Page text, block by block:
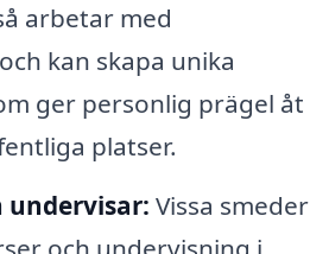
arbetar med
kan skapa unika
ger personlig prägel åt
platser.
undervisar: Vissa smeder